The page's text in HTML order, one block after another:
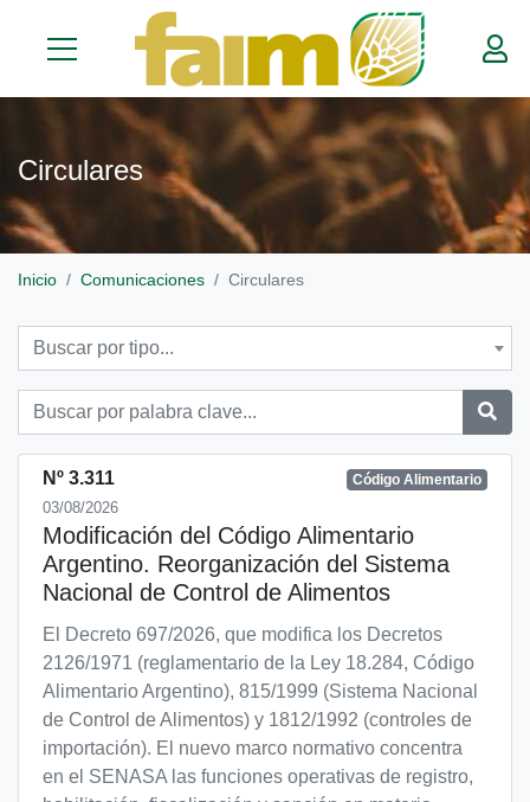
Circulares
Inicio Comunicaciones Circulares
Buscar por tipo...
Nº 3.311
03/08/2026
Código Alimentario
Modificación del Código Alimentario
Argentino. Reorganización del Sistema
Nacional de Control de Alimentos
El Decreto 697/2026, que modifica los Decretos
2126/1971 (reglamentario de la Ley 18.284, Código
Alimentario Argentino), 815/1999 (Sistema Nacional
de Control de Alimentos) y 1812/1992 (controles de
importación). El nuevo marco normativo concentra
en el SENASA las funciones operativas de registro,